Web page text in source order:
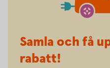
Samla och få
rabatt!